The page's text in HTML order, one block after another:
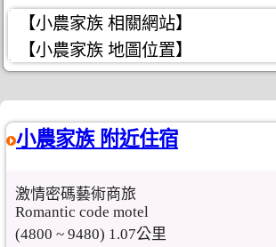
【小農家族 相關網站】
【小農家族 地圖位置】
小農家族 附近住宿
激情密碼藝術商旅
Romantic code motel
(4800 ~ 9480) 1.07公里